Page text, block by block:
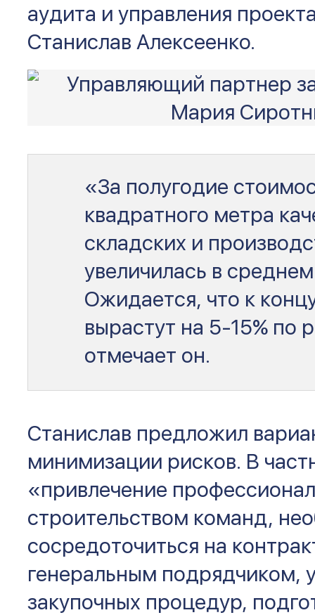
аудита и управления
Станислав Алексеенко.
«За полугодие
квадратного метра
складских и
увеличилась в
Ожидается, что к
вырастут на 5-15% по
отмечает он.
Станислав предложил
минимизации рисков. В
«привлечение
строительством команд,
сосредоточиться на
генеральным подрядчиком,
закупочных процедур,